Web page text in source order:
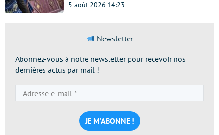
5 août 2026 14:23
Newsletter
Abonnez-vous à notre newsletter pour recevoir nos
dernières actus par mail !
e-
mail
*